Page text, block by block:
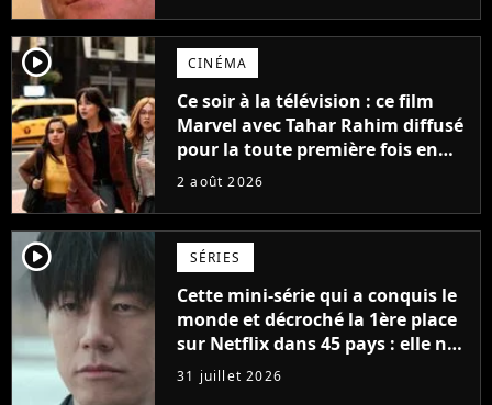
inédits
player2 CINÉMA
Ce soir à la télévision : ce film
Marvel avec Tahar Rahim diffusé
pour la toute première fois en
France
2 août 2026
player2 SÉRIES
Cette mini-série qui a conquis le
monde et décroché la 1ère place
sur Netflix dans 45 pays : elle ne
compte que 10 épisodes et c'est
un phénomène mondial
31 juillet 2026